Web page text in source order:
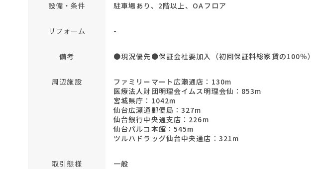
設備・条件 駐車場あり、2階以上、OAフロア
リフォーム -
備考 ●現況優先●保証会社要加入（初回保証料総家賃の100
周辺施設
ファミリーマート広瀬通店：130m
医療法人財団明理会イムス明理会仙：853m
宮城県庁：1042m
仙台広瀬通郵便局：327m
仙台銀行中央通支店：226m
仙台パルコ本館：545m
ツルハドラッグ仙台中央通店：321m
取引態様 一般